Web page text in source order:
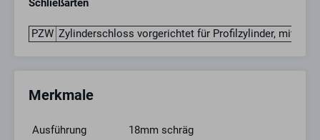
Schließarten
PZW Zylinderschloss vorgerichtet für Profilzylinder, mit
Merkmale
Ausführung
18mm schräg